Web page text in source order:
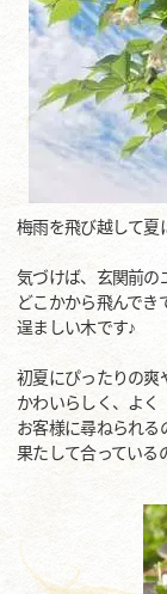
梅雨を飛び越して夏
気づけば、玄関前の
どこかから飛んでき
逞ましい木です♪
初夏にぴったりの爽
かわいらしく、よく
お客様に尋ねられる
果たして合っている